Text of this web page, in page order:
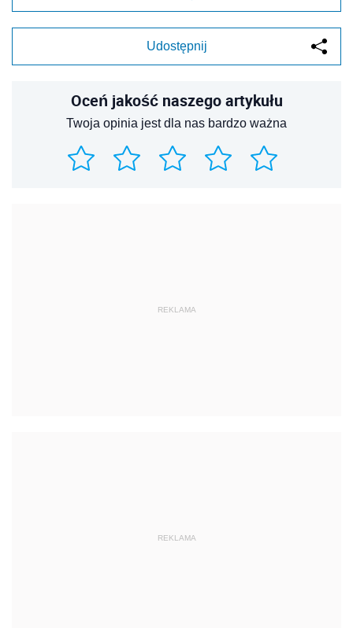
Udostępnij
Oceń jakość naszego artykułu
Twoja opinia jest dla nas bardzo ważna
REKLAMA
REKLAMA